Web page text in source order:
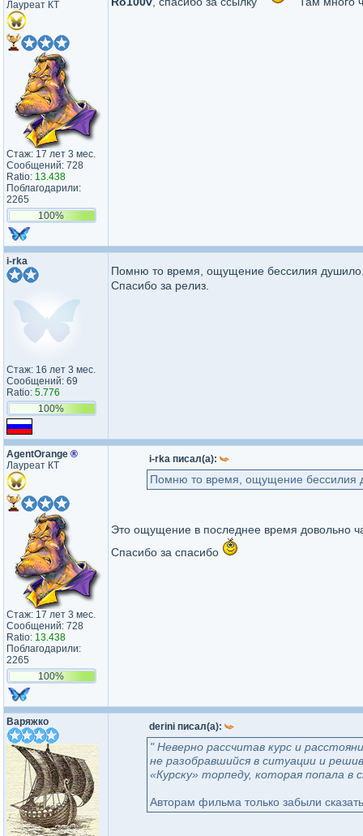
Лауреат КТ
Стаж: 17 лет 3 мес.
Сообщений: 728
Ratio: 13.438
Поблагодарили:
2265
100%
i-rka
Стаж: 16 лет 3 мес.
Сообщений: 69
Ratio: 5.776
100%
Помню то время, ощущение бессилия
Спасибо за релиз.
AgentOrange ®
Лауреат КТ
Стаж: 17 лет 3 мес.
Сообщений: 728
Ratio: 13.438
Поблагодарили:
2265
100%
i-rka писал(а):
Помню то время, ощущение бессилия
Это ощущение в последнее время довольно
Спасибо за спасибо
Варяжко derini писал(а):
" Неверно рассчитав курс и
не разобравшийся в ситуации и
«Курску» торпеду, которая попала
Авторам фильма только забыли